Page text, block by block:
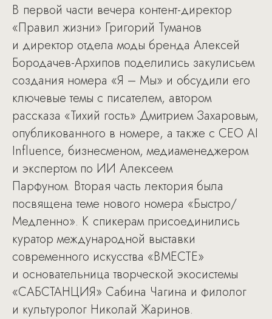
В первой части вечера контент-директор
«Правил жизни» Григорий Туманов
и директор отдела моды бренда Алексей
Бородачев-Архипов поделились закулисьем
создания номера «Я – Мы» и обсудили его
ключевые темы с писателем, автором
рассказа «Тихий гость» Дмитрием Захаровым,
опубликованного в номере, а также с CEO AI
Influence, бизнесменом, медиаменеджером
и экспертом по ИИ Алексеем
Парфуном. Вторая часть лектория была
посвящена теме нового номера «Быстро/
Медленно». К спикерам присоединились
куратор международной выставки
современного искусства «ВМЕСТЕ»
и основательница творческой экосистемы
«САБСТАНЦИЯ» Сабина Чагина и филолог
и культуролог Николай Жаринов.